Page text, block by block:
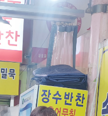
미래반찬 / 부산어묵
식품
010-2596-8847
구월로276번길 70 1층